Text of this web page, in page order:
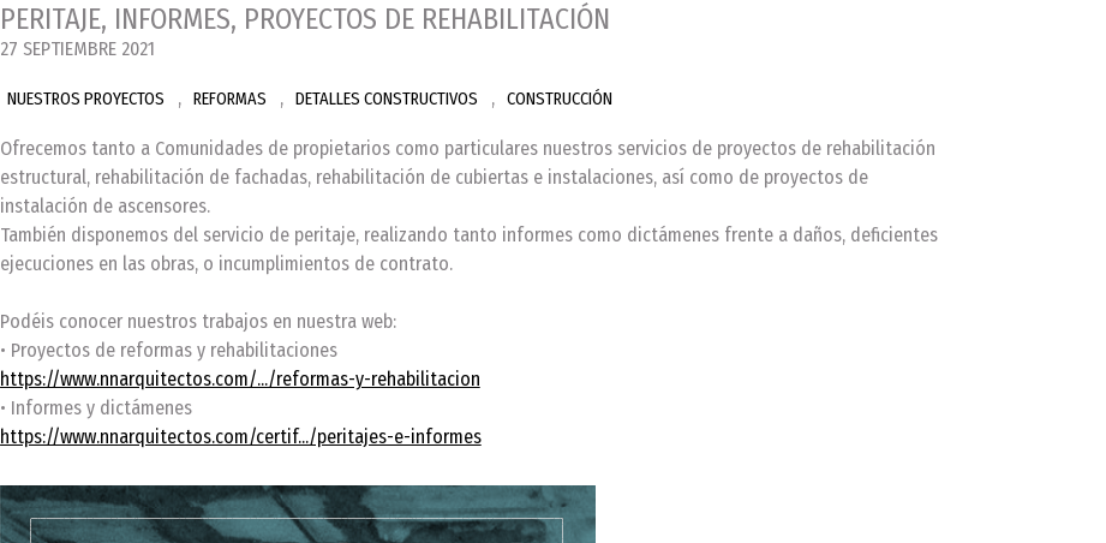
PERITAJE, INFORMES, PROYECTOS DE REHABILITACIÓN
27 SEPTIEMBRE 2021
NUESTROS PROYECTOS , REFORMAS , DETALLES CONSTRUCTIVOS , CONSTRUCCIÓN
Ofrecemos tanto a Comunidades de propietarios como particulares nuestros servicios de proyectos de rehabilitación
estructural, rehabilitación de fachadas, rehabilitación de cubiertas e instalaciones, así como de proyectos de
instalación de ascensores.
También disponemos del servicio de peritaje, realizando tanto informes como dictámenes frente a daños, deficientes
ejecuciones en las obras, o incumplimientos de contrato.
Podéis conocer nuestros trabajos en nuestra web:
• Proyectos de reformas y rehabilitaciones
https://www.nnarquitectos.com/.../reformas-y-rehabilitacion
• Informes y dictámenes
https://www.nnarquitectos.com/certif.../peritajes-e-informes